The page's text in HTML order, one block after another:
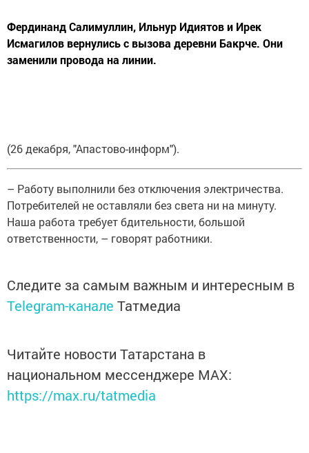
Фердинанд Салимуллин, Ильнур Идиятов и Ирек
Исмагилов вернулись с вызова деревни Бакрче. Они
заменили провода на линии.
(26 декабря, "Апастово-информ").
– Работу выполнили без отключения электричества.
Потребителей не оставляли без света ни на минуту.
Наша работа требует бдительности, большой
ответственности, – говорят работники.
Следите за самым важным и интересным в
Telegram-канале Татмедиа
Читайте новости Татарстана в
национальном мессенджере MАХ:
https://max.ru/tatmedia